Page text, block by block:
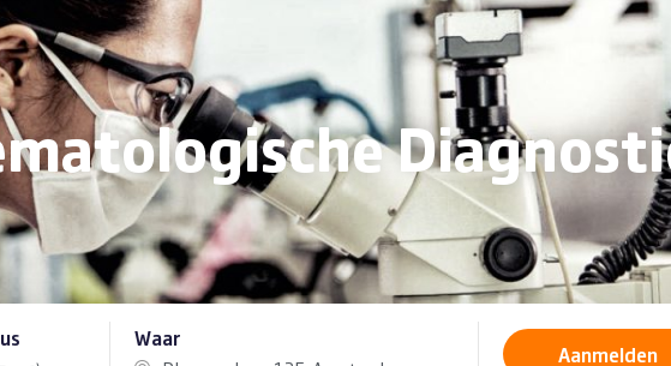
Waar
Aanmelden